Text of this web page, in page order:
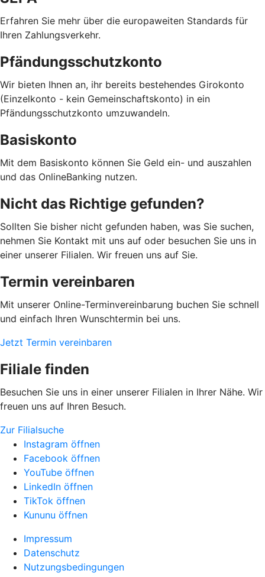
Erfahren Sie mehr über die europaweiten Standards für
Ihren Zahlungsverkehr.
Pfändungsschutzkonto
Wir bieten Ihnen an, ihr bereits bestehendes Girokonto
(Einzelkonto - kein Gemeinschaftskonto) in ein
Pfändungsschutzkonto umzuwandeln.
Basiskonto
Mit dem Basiskonto können Sie Geld ein- und auszahlen
und das OnlineBanking nutzen.
Nicht das Richtige gefunden?
Sollten Sie bisher nicht gefunden haben, was Sie suchen,
nehmen Sie Kontakt mit uns auf oder besuchen Sie uns in
einer unserer Filialen. Wir freuen uns auf Sie.
Termin vereinbaren
Mit unserer Online-Terminvereinbarung buchen Sie schnell
und einfach Ihren Wunschtermin bei uns.
Jetzt Termin vereinbaren
Filiale finden
Besuchen Sie uns in einer unserer Filialen in Ihrer Nähe. Wir
freuen uns auf Ihren Besuch.
Zur Filialsuche
Instagram öffnen
Facebook öffnen
YouTube öffnen
LinkedIn öffnen
TikTok öffnen
Kununu öffnen
Impressum
Datenschutz
Nutzungsbedingungen